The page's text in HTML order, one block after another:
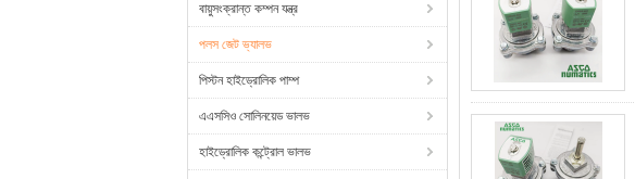
বায়ুসংক্রান্ত কম্পন যন্ত্র
পলস জেট ভ্যালভ
পিস্টন হাইড্রোলিক পাম্প
এএসসিও সোলিনয়েড ভালভ
হাইড্রোলিক কন্ট্রোল ভালভ